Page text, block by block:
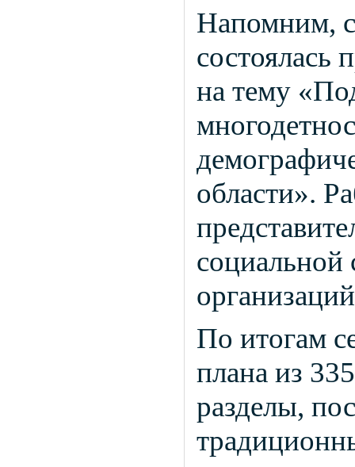
Напомним,
состоялась
на тему
области».
По итогам
плана из
разделы,